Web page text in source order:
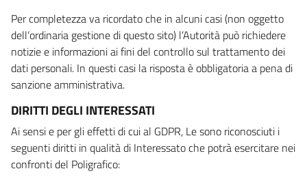
Per completezza va ricordato che in alcuni casi (non oggetto
dell’ordinaria gestione di questo sito) l’Autorità può richiedere
notizie e informazioni ai fini del controllo sul trattamento dei
dati personali. In questi casi la risposta è obbligatoria a pena di
sanzione amministrativa.
DIRITTI DEGLI INTERESSATI
Ai sensi e per gli effetti di cui al GDPR, Le sono riconosciuti i
seguenti diritti in qualità di Interessato che potrà esercitare nei
confronti del Poligrafico: